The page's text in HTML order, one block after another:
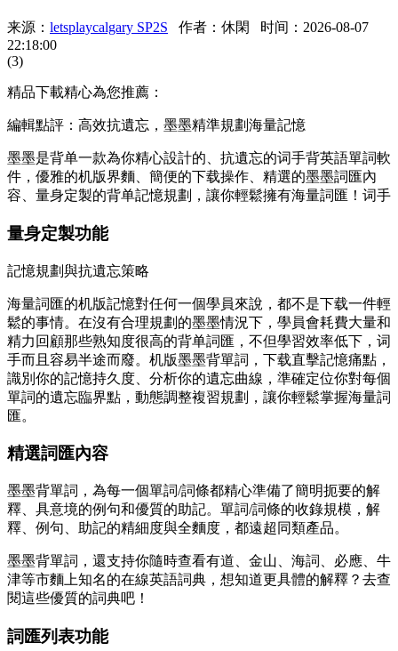
来源： letsplaycalgary SP2S 作者：休閑
时间：2026-08-07
22:18:00
(3)
精品下載精心為您推薦：
編輯點評：高效抗遺忘，墨墨精準規劃海量記憶
墨墨是背单一款為你精心設計的、抗遺忘的词手背英語單詞軟
件，優雅的机版界麵、簡便的下载操作、精選的墨墨詞匯內
容、量身定製的背单記憶規劃，讓你輕鬆擁有海量詞匯！词手
量身定製功能
記憶規劃與抗遺忘策略
海量詞匯的机版記憶對任何一個學員來說，都不是下载一件輕
鬆的事情。在沒有合理規劃的墨墨情況下，學員會耗費大量和
精力回顧那些熟知度很高的背单詞匯，不但學習效率低下，词
手而且容易半途而廢。机版墨墨背單詞，下载直擊記憶痛點，
識別你的記憶持久度、分析你的遺忘曲線，準確定位你對每個
單詞的遺忘臨界點，動態調整複習規劃，讓你輕鬆掌握海量詞
匯。
精選詞匯內容
墨墨背單詞，為每一個單詞/詞條都精心準備了簡明扼要的解
釋、具意境的例句和優質的助記。單詞/詞條的收錄規模，解
釋、例句、助記的精細度與全麵度，都遠超同類產品。
墨墨背單詞，還支持你隨時查看有道、金山、海詞、必應、牛
津等市麵上知名的在線英語詞典，想知道更具體的解釋？去查
閱這些優質的詞典吧！
詞匯列表功能